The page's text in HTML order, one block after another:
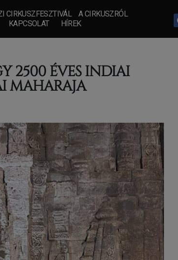
CIRKUSZFESZTIVÁL
A CIRKUSZRÓL
KAPCSOLAT HÍREK
2500 ÉVES INDIAI
MAHARAJA